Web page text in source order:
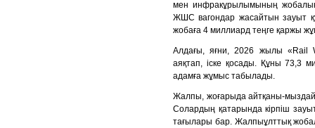
мен инфракұрылымының
ЖШС вагондар жасайтын зауыт
жобаға 4 миллиард теңге қаржы
Алдағы, яғни, 2026 жылы «Rail
аяқтап, іске қосады. Құны 73,3
адамға жұмыс табылады.
Жалпы, жоғарыда айтқаны-
Солардың қатарында кірпіш
тағылары бар. Жалпыұлттық